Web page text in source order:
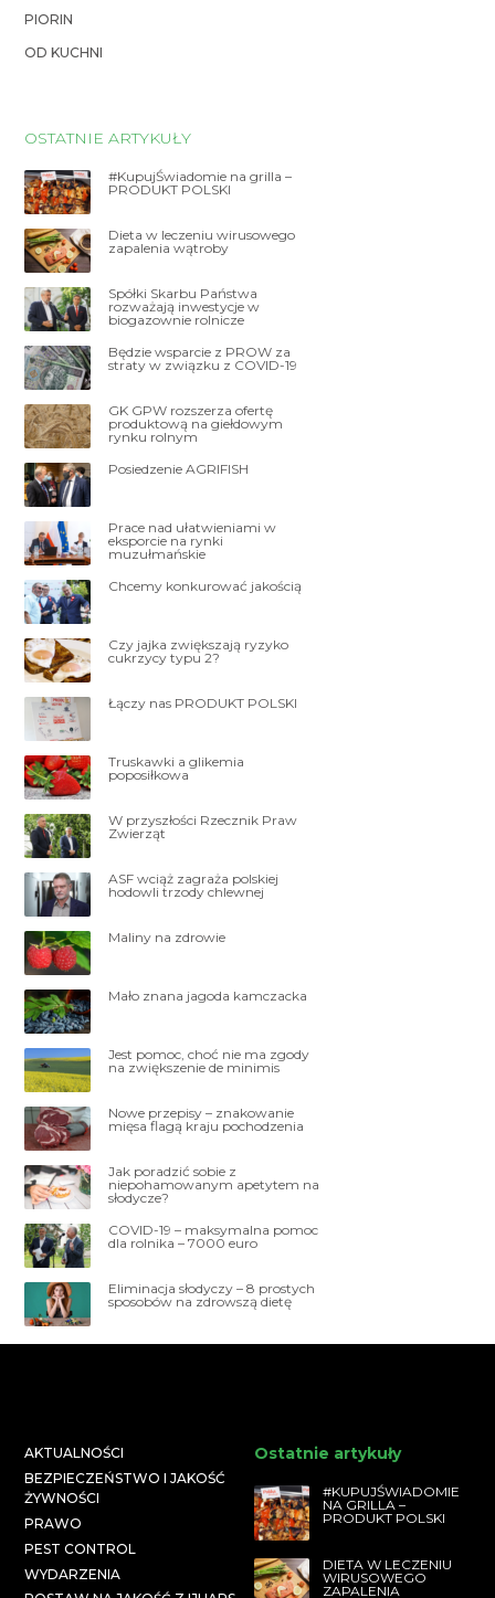
PIORIN
OD KUCHNI
OSTATNIE ARTYKUŁY
#KupujŚwiadomie na grilla –
PRODUKT POLSKI
Dieta w leczeniu wirusowego
zapalenia wątroby
Spółki Skarbu Państwa
rozważają inwestycje w
biogazownie rolnicze
Będzie wsparcie z PROW za
straty w związku z COVID-19
GK GPW rozszerza ofertę
produktową na giełdowym
rynku rolnym
Posiedzenie AGRIFISH
Prace nad ułatwieniami w
eksporcie na rynki
muzułmańskie
Chcemy konkurować jakością
Czy jajka zwiększają ryzyko
cukrzycy typu 2?
Łączy nas PRODUKT POLSKI
Truskawki a glikemia
poposiłkowa
W przyszłości Rzecznik Praw
Zwierząt
ASF wciąż zagraża polskiej
hodowli trzody chlewnej
Maliny na zdrowie
Mało znana jagoda kamczacka
Jest pomoc, choć nie ma zgody
na zwiększenie de minimis
Nowe przepisy – znakowanie
mięsa flagą kraju pochodzenia
Jak poradzić sobie z
niepohamowanym apetytem na
słodycze?
COVID-19 – maksymalna pomoc
dla rolnika – 7000 euro
Eliminacja słodyczy – 8 prostych
sposobów na zdrowszą dietę
AKTUALNOŚCI
BEZPIECZEŃSTWO I JAKOŚĆ
ŻYWNOŚCI
PRAWO
PEST CONTROL
WYDARZENIA
Ostatnie artykuły
#KUPUJŚWIADOMIE
NA GRILLA –
PRODUKT POLSKI
DIETA W LECZENIU
WIRUSOWEGO
ZAPALENIA